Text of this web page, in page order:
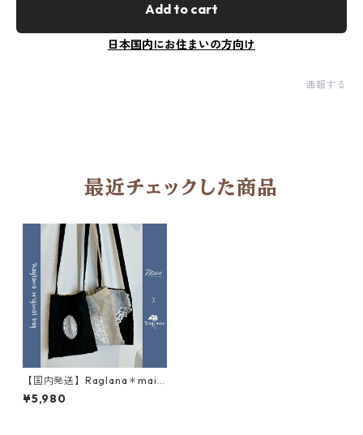
Add to cart
日本国内にお住まいの方向け
通報する
最近チェックした商品
【国内発送】Raglana＊maie
コラボオリジナルバック H 101
70
¥5,980